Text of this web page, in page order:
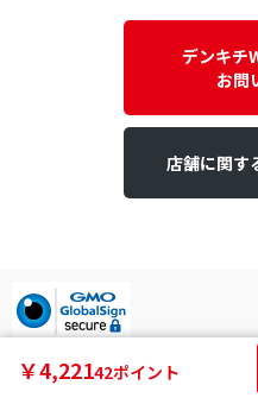
￥4,22142ポイント
デンキチ
お問
店舗に関す
デンキチはGMOグローバルサ
います。